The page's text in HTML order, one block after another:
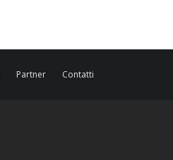
Partner Contatti